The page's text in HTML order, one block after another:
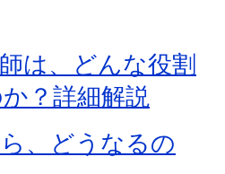
は、どんな役割
？詳細解説
、どうなるの